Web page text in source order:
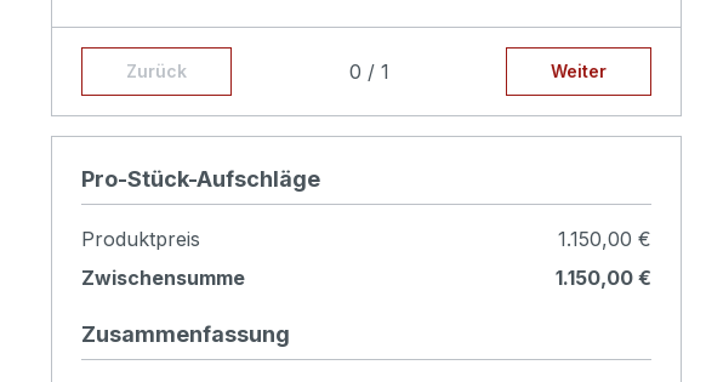
Hier können sie angeben ob die Z
ierteile Gold patiniert
Zurück 0 / 1 Weiter
Pro-Stück-Aufschläge
Produktpreis
1.150,00 €
Zwischensumme
1.150,00 €
Zusammenfassung